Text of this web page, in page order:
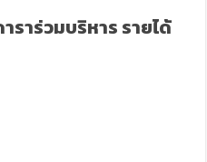
าร่วมบริหาร รายได้